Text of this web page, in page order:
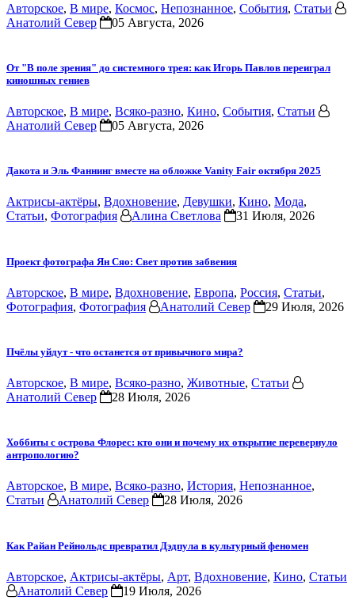
Авторское, В мире, Космос, Непознанное, События, Статьи
Анатолий Север
05 Августа, 2026
От "В поле зрения" до системного трея: как Игорь Павлов переиграл
киношных гениев
Авторское, В мире, Всяко-разно, Кино, События, Статьи
Анатолий Север
05 Августа, 2026
Дакота и Эль Фаннинг вместе на обложке Vanity Fair октября 2025
Актрисы-актёры, Вдохновение, Девушки, Кино, Мода,
Статьи, Фотография Алина Светлова 31 Июля, 2026
Проект фотографа Ян Сяо: Свет против забвения
Авторское, В мире, Вдохновение, Европа, Россия, Статьи,
Фотография, Фотография Анатолий Север 29 Июля, 2026
Пчёлы уйдут - что останется от привычного мира?
Авторское, В мире, Всяко-разно, Животные, Статьи
Анатолий Север
28 Июля, 2026
Хоббиты с острова Флорес: кто они и почему их открытие перевернуло
антропологию?
Авторское, В мире, Всяко-разно, История, Непознанное,
Статьи
Анатолий Север 28 Июля, 2026
Как Райан Рейнольдс превратил Дэдпула в культурный феномен
Авторское, Актрисы-актёры, Арт, Вдохновение, Кино, Статьи
Анатолий Север
19 Июля, 2026